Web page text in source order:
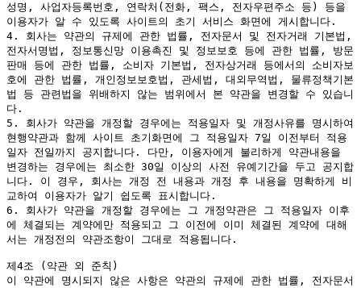
성명, 사업자등록번호, 연락처(전화, 팩스, 전자우편주소 등) 등을
이용자가 알 수 있도록 사이트의 초기 서비스 화면에 게시합니다.
4. 회사는 약관의 규제에 관한 법률, 전자문서 및 전자거래 기본법,
전자서명법, 정보통신망 이용촉진 및 정보보호 등에 관한 법률, 방문
판매 등에 관한 법률, 소비자 기본법, 전자상거래 등에서의 소비자보
호에 관한 법률, 개인정보보호법, 관세법, 대외무역법, 물류정책기본
법 등 관련법을 위배하지 않는 범위에서 본 약관을 변경할 수 있습니
다.
5. 회사가 약관을 개정할 경우에는 적용일자 및 개정사유를 명시하여
현행약관과 함께 사이트 초기화면에 그 적용일자 7일 이전부터 적용
일자 전일까지 공지합니다. 다만, 이용자에게 불리하게 약관내용을
변경하는 경우에는 최소한 30일 이상의 사전 유예기간을 두고 공지합
니다. 이 경우, 회사는 개정 전 내용과 개정 후 내용을 명확하게 비
교하여 이용자가 알기 쉽도록 표시합니다.
6. 회사가 약관을 개정할 경우에는 그 개정약관은 그 적용일자 이후
에 체결되는 계약에만 적용되고 그 이전에 이미 체결된 계약에 대해
서는 개정전의 약관조항이 그대로 적용됩니다.
제4조 (약관 외 준칙)
이 약관에 명시되지 않은 사항은 약관의 규제에 관한 법률, 전자문서